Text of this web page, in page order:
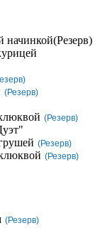
начинкой(Резерв)
(Резерв)
(Резерв)
(Резерв)
(Резерв)
(Резерв)